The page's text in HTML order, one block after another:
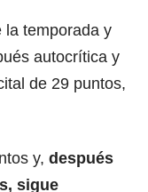
la temporada y
autocrítica y
de 29 puntos,
y, después
sigue